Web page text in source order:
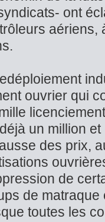
ont
aériens,
ou­vrier qui
un million
des prix,
de
de
toutes les